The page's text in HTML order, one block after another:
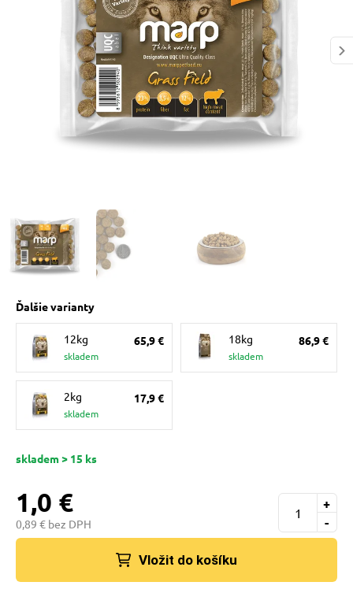
mačky
mačky
mačky
podložky
poukazy
Ďalšie varianty
12kg
skladem
65,9 € 18kg
skladem
86,9 €
2kg
skladem
17,9 €
skladem > 15 ks
1,0 €
0,89 € bez DPH -
+
Vložit do košíku